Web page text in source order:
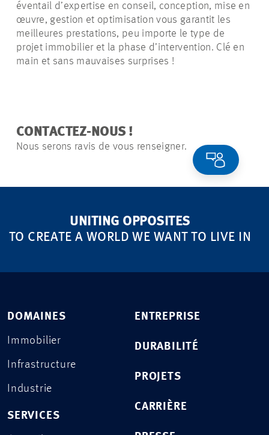
éventail d’expertise en conseil, conception, mise en
œuvre, gestion et optimisation vous garantit les
meilleures prestations, peu importe le type de
projet immobilier et la phase d’intervention. Clé en
main et sans mauvaises surprises !
CONTACTEZ-NOUS !
Nous serons ravis de vous renseigner.
UNITING OPPOSITES
TO CREATE A WORLD WE WANT TO LIVE IN
DOMAINES
Immobilier
Infrastructure
Industrie
SERVICES
ENTREPRISE
DURABILITÉ
PROJETS
CARRIÈRE